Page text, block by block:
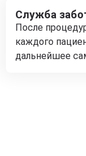
Служба
После
каждого
дальнейшее